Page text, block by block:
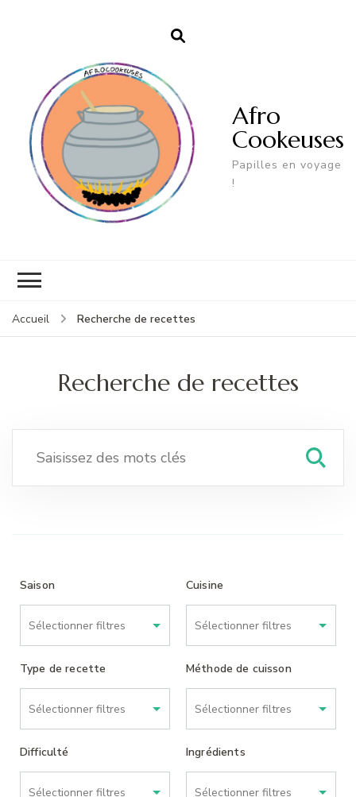
Afro
Cookeuses
Papilles en voyage
!
Accueil Recherche de recettes
Recherche de recettes
Recherche
Saison Cuisine
Type de recette Méthode de cuisson
Difficulté Ingrédients